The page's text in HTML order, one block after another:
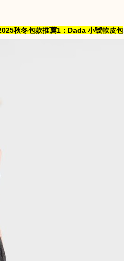
秋冬包款推薦1：Dada 小號軟皮包